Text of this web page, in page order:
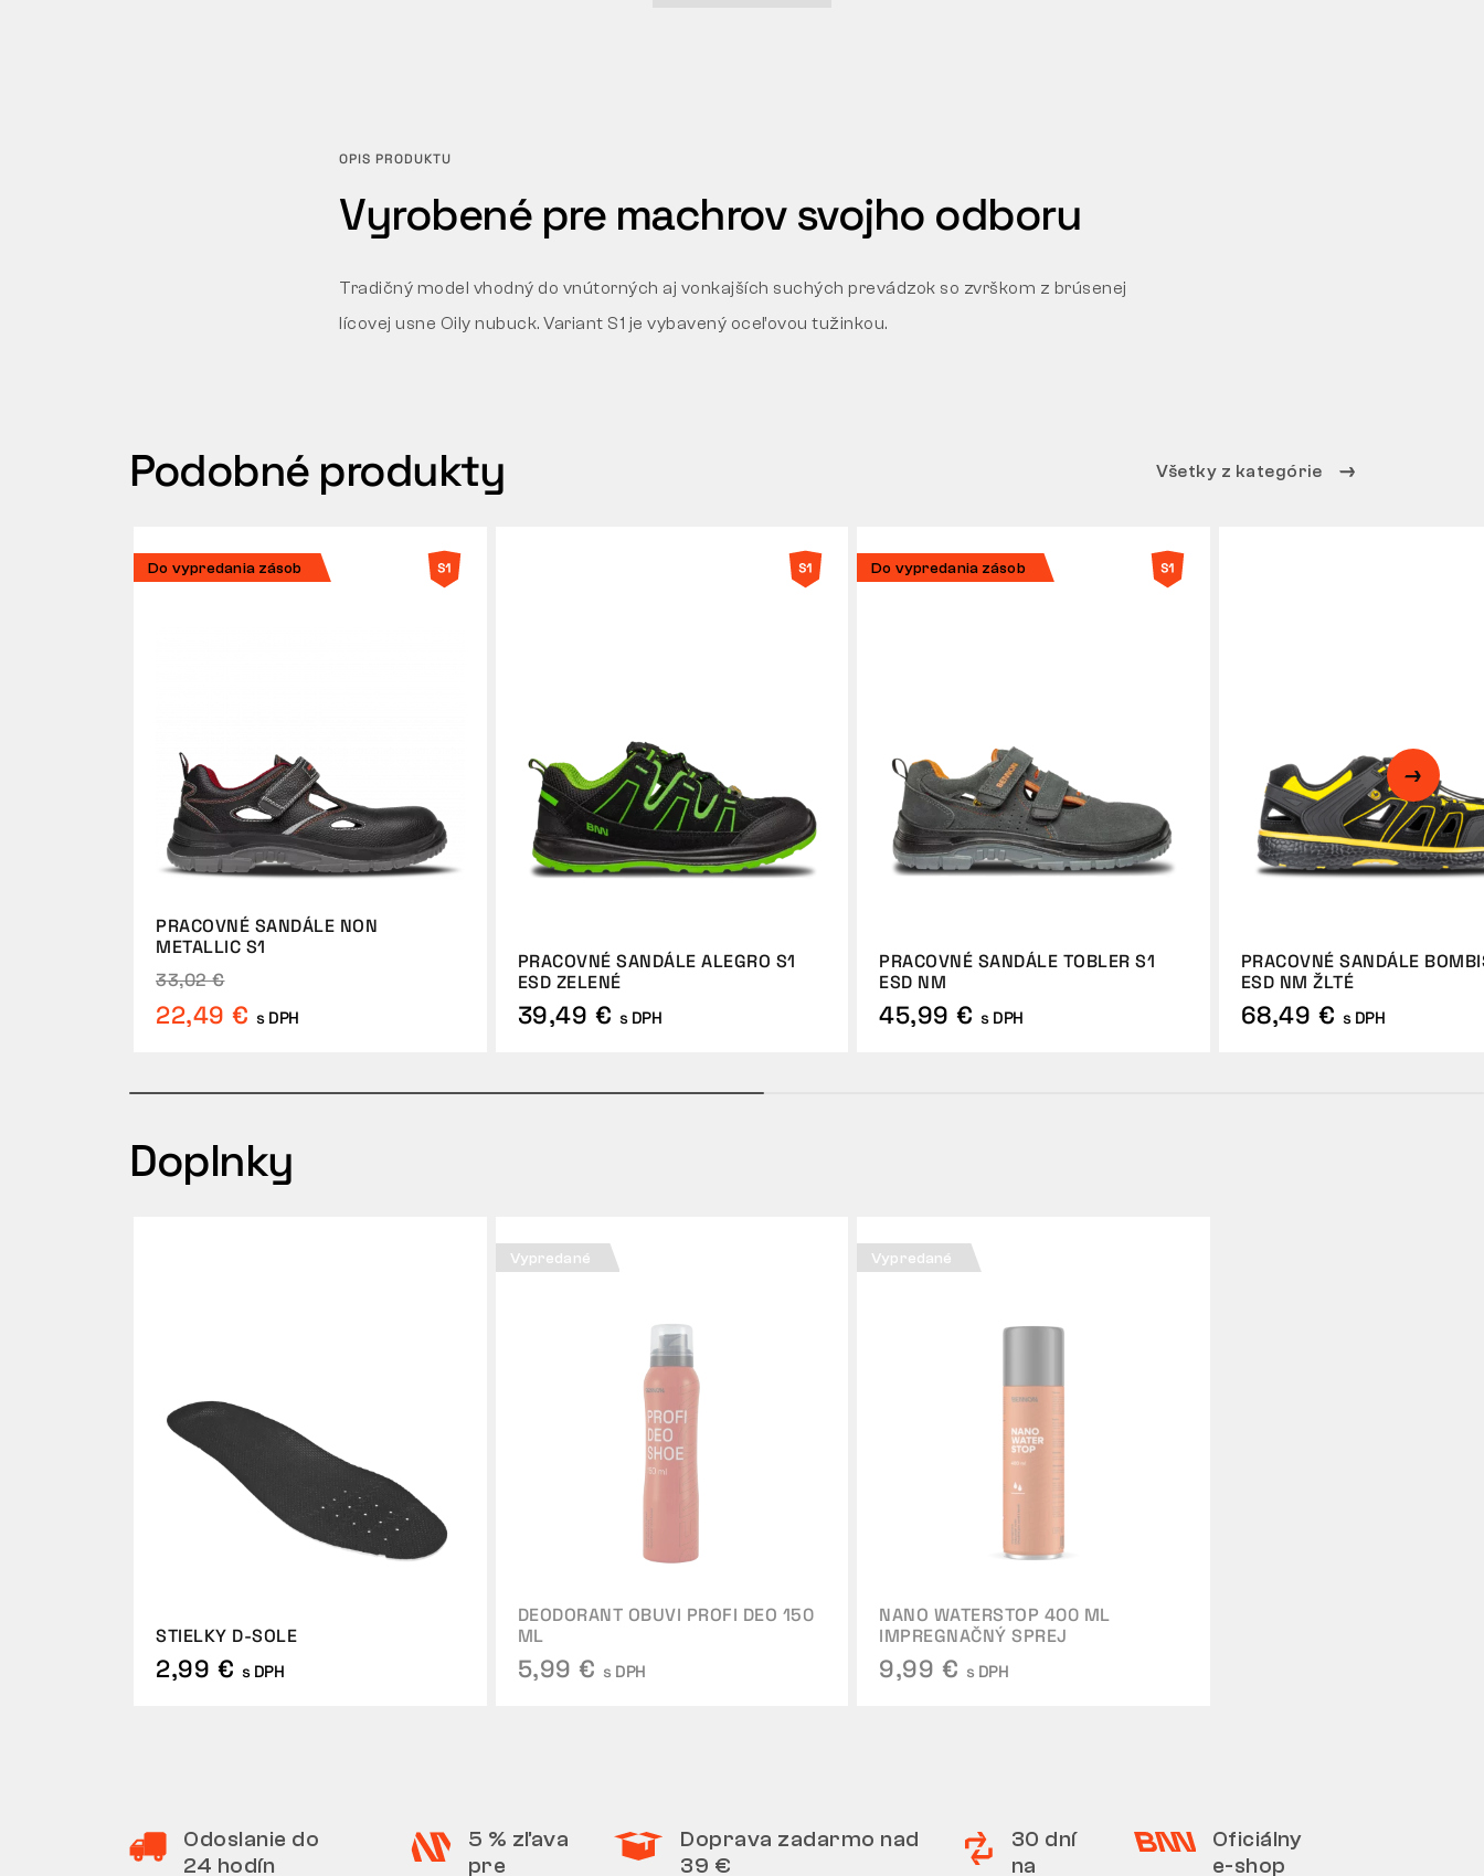
OPIS PRODUKTU
Vyrobené pre machrov svojho odboru
Tradičný model vhodný do vnútorných aj vonkajších suchých prevádzok so zvrškom z brúsenej
lícovej usne Oily nubuck. Variant S1 je vybavený oceľovou tužinkou.
Podobné produkty Všetky z kategórie
Do vypredania zásob
PRACOVNÉ SANDÁLE NON
METALLIC S1
33,02 €
22,49 € s DPH
PRACOVNÉ SANDÁLE ALEGRO S1
ESD ZELENÉ
39,49 € s DPH
Do vypredania zásob
PRACOVNÉ SANDÁLE TOBLER S1
ESD NM
45,99 € s DPH
PRACOVNÉ SANDÁLE
ESD NM ŽLTÉ
68,49 € s DPH
Doplnky
STIELKY D-SOLE
2,99 € s DPH
Vypredané
DEODORANT OBUVI PROFI DEO 150
ML
5,99 € s DPH
Vypredané
NANO WATERSTOP 400 ML
IMPREGNAČNÝ SPREJ
9,99 € s DPH
Odoslanie do
24 hodín
5 % zľava
pre
Doprava zadarmo nad
39 €
30 dní
na
Oficiálny
e-shop